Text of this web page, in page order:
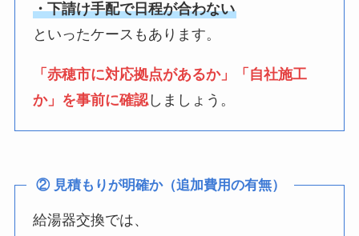
・下請け手配で日程が合わない
といったケースもあります。
「赤穂市に対応拠点があるか」「自社施工
か」を事前に確認しましょう。
② 見積もりが明確か（追加費用の有無）
給湯器交換では、